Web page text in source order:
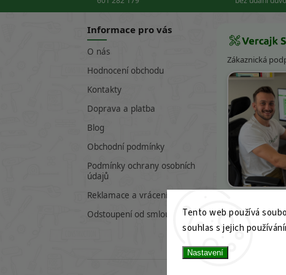
Tento web používá
souhlas s jejich
Nastavení
Informace pro vás
O nás
Hodnocení obchodu
Kontakty
Doprava a platba
Blog
Obchodní podmínky
Podmínky ochrany osobních
údajů
Reklamace a vrácení zboží
Odstoupení od smlouvy
Zákaznická
601 282 179